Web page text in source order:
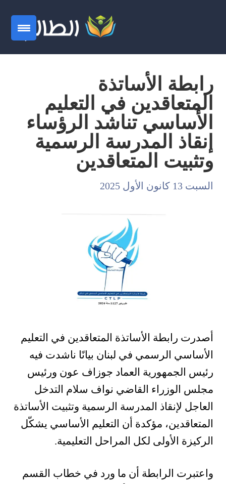
رابطة الأساتذة
المتعاقدين في التعليم
الأساسي تناشد الرؤساء
إنقاذ المدرسة الرسمية
وتثبيت المتعاقدين
السبت 13 كانون الأول 2025
أصدرت رابطة الأساتذة المتعاقدين في التعليم
الأساسي الرسمي في لبنان بيانًا ناشدت فيه
رئيس الجمهورية العماد جوزاف عون ورئيس
مجلس الوزراء القاضي نواف سلام التدخل
العاجل لإنقاذ المدرسة الرسمية وتثبيت الأساتذة
المتعاقدين، مؤكدة أن التعليم الأساسي يشكّل
الركيزة الأولى لكل المراحل التعليمية.
واعتبرت الرابطة أن ما ورد في خطاب القسم